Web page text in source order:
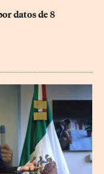
datos de 8